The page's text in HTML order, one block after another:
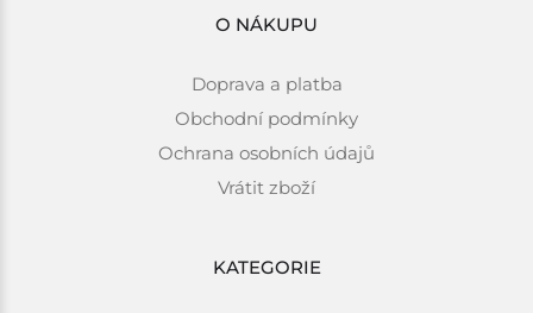
O NÁKUPU
Doprava a platba
Obchodní podmínky
Ochrana osobních údajů
Vrátit zboží
KATEGORIE